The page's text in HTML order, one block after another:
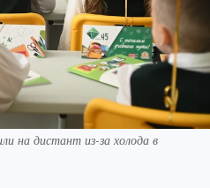
на дистант из-за холода в